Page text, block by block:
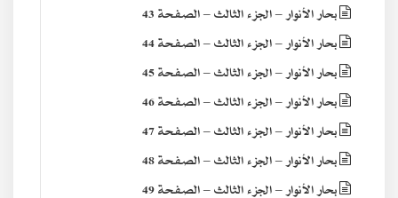
بحار الأنوار – الجزء الثالث – الصفحة 43
بحار الأنوار – الجزء الثالث – الصفحة 44
بحار الأنوار – الجزء الثالث – الصفحة 45
بحار الأنوار – الجزء الثالث – الصفحة 46
بحار الأنوار – الجزء الثالث – الصفحة 47
بحار الأنوار – الجزء الثالث – الصفحة 48
بحار الأنوار – الجزء الثالث – الصفحة 49